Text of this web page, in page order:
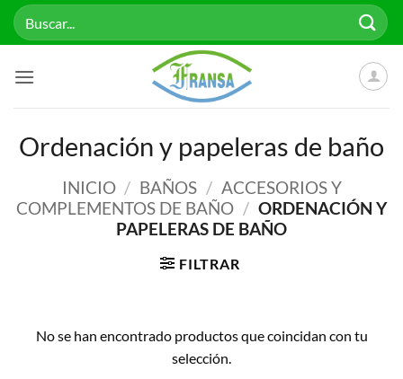
Saltar
Buscar
por:
Ordenación y papeleras de baño
INICIO / BAÑOS / ACCESORIOS Y
COMPLEMENTOS DE BAÑO / ORDENACIÓN Y
PAPELERAS DE BAÑO
FILTRAR
No se han encontrado productos que coincidan con tu
selección.